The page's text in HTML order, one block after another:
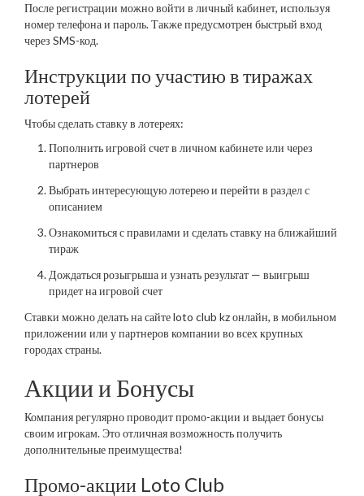
После регистрации можно войти в личный кабинет, используя
номер телефона и пароль. Также предусмотрен быстрый вход
через SMS-код.
Инструкции по участию в тиражах
лотерей
Чтобы сделать ставку в лотереях:
Пополнить игровой счет в личном кабинете или через
партнеров
Выбрать интересующую лотерею и перейти в раздел с
описанием
Ознакомиться с правилами и сделать ставку на ближайший
тираж
Дождаться розыгрыша и узнать результат — выигрыш
придет на игровой счет
Ставки можно делать на сайте loto club kz онлайн, в мобильном
приложении или у партнеров компании во всех крупных
городах страны.
Акции и Бонусы
Компания регулярно проводит промо-акции и выдает бонусы
своим игрокам. Это отличная возможность получить
дополнительные преимущества!
Промо-акции Loto Club